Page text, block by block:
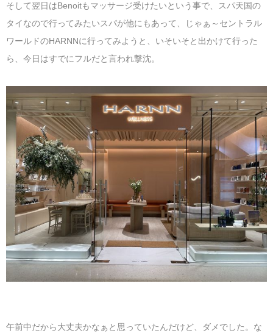
そして翌日はBenoitもマッサージ受けたいという事で、スパ天国の
タイなので行ってみたいスパが他にもあって、じゃぁ～セントラル
ワールドのHARNNに行ってみようと、いそいそと出かけて行った
ら、今日はすでにフルだと言われ撃沈。
午前中だから大丈夫かなぁと思っていたんだけど、ダメでした。な